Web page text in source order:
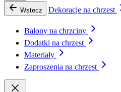
Wstecz Dekoracje na chrzest
Balony na chrzciny
Dodatki na chrzest
Materiały
Zaproszenia na chrzest